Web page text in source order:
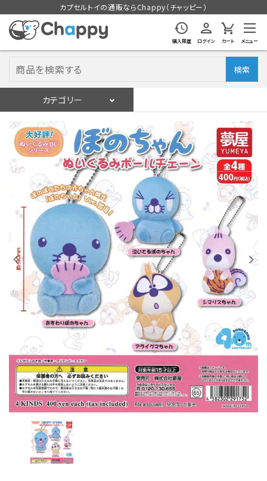
カプセルトイの通販ならChappy（チャッピー）
購入履歴 ログイン カート メニュー
検索
カテゴリー
ログイン 会員登録
入荷スケジュールをチェック
カプセルトイマシン本体
販促用空カプセル
レンタル
景品・玩具・文具
販促用カプセルトイ
よくあるご質問